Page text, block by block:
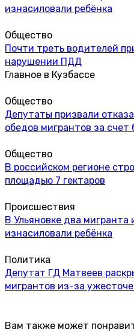
изнасиловали ребёнка
Общество
Почти треть водителей
нарушении ПДД
Главное в Кузбассе
Общество
Депутаты призвали
обедов мигрантов за
Общество
В российском регионе
площадью 7 гектаров
Происшествия
В Ульяновке два мигранта
изнасиловали ребёнка
Политика
Депутат ГД Матвеев
мигрантов из-за
Вам также может